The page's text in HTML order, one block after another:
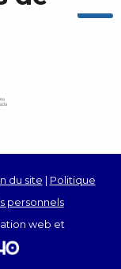
du site
Politique
personnels
web et